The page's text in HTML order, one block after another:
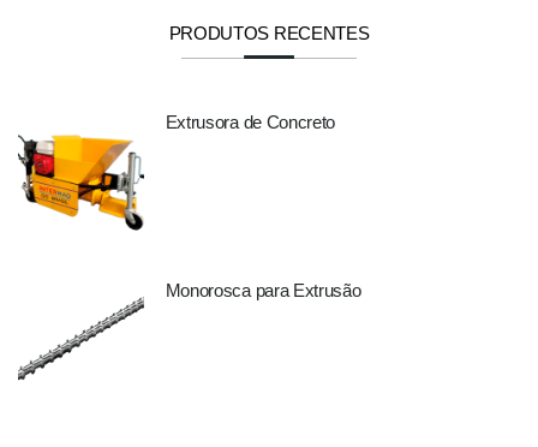
PRODUTOS RECENTES
Extrusora de Concreto
Monorosca para Extrusão